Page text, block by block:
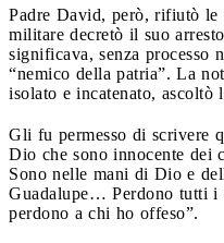
Padre David, però, rifiutò
militare decretò il suo
significava, senza processo
“nemico della patria”. La
isolato e incatenato, ascoltò
Gli fu permesso di scrivere
Dio che sono innocente dei
Sono nelle mani di Dio e
Guadalupe… Perdono tutti i
perdono a chi ho offeso”.